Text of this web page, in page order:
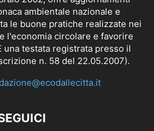
ambientale nazionale e
le buone pratiche realizzate nei
l'economia circolare e favorire
una testata registrata presso il
n. 58 del 22.05.2007).